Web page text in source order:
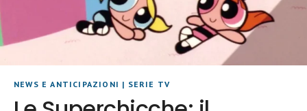
NEWS E ANTICIPAZIONI | SERIE TV